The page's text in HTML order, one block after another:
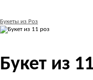
Букеты из Роз
Букет из